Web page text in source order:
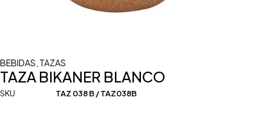
BEBIDAS TAZAS
TAZA BIKANER BLANCO
SKU TAZ 038 B / TAZ038B